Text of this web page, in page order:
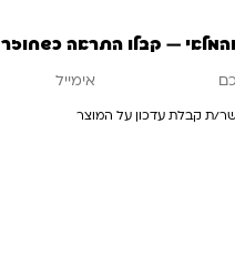
— קבלו התראה כשחוזר
ת קבלת עדכון על המוצר